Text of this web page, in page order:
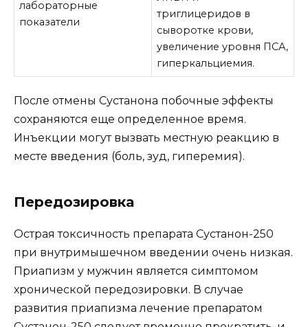
лабораторные
показатели
триглицеридов в
сыворотке крови,
увеличение уровня ПСА,
гиперкальциемия.
После отмены Сустанона побочные эффекты
сохраняются еще определенное время.
Инъекции могут вызвать местную реакцию в
месте введения (боль, зуд, гиперемия).
Передозировка
Острая токсичность препарата Сустанон-250
при внутримышечном введении очень низкая.
Приапизм у мужчин является симптомом
хронической передозировки. В случае
развития приапизма лечение препаратом